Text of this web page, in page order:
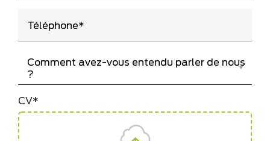
Téléphone
Veuillez sélectionner
Comment avez-vous entendu parler de nous
?
CV